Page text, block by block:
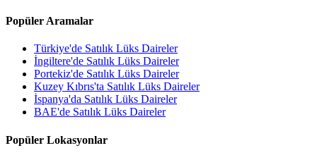
Popüler Aramalar
Türkiye'de Satılık Lüks Daireler
İngiltere'de Satılık Lüks Daireler
Portekiz'de Satılık Lüks Daireler
Kuzey Kıbrıs'ta Satılık Lüks Daireler
İspanya'da Satılık Lüks Daireler
BAE'de Satılık Lüks Daireler
Popüler Lokasyonlar